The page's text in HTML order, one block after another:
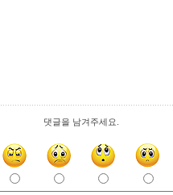
댓글을 남겨주세요.